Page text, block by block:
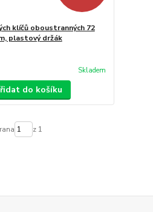
klíčů oboustranných 72
plastový držák
Skladem
do košíku
z 1